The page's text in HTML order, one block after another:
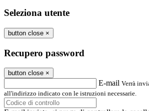
Seleziona utente
button close ×
Recupero password
button close ×
E-mail Verrà
all'indirizzo indicato con le istruzioni necessarie.